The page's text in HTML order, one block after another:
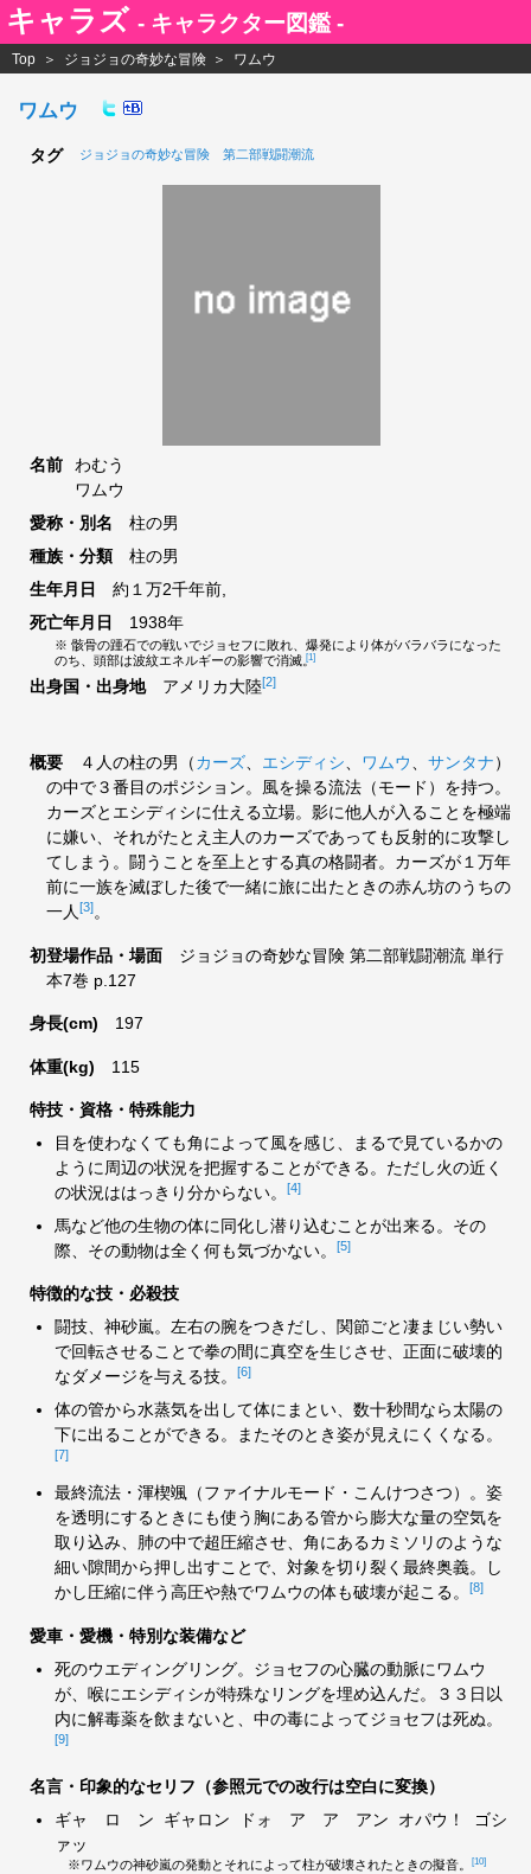
キャラズ - キャラクター図鑑 -
Top ジョジョの奇妙な冒険 ワムウ
ワムウ
タグ ジョジョの奇妙な冒険 第二部戦闘潮流
名前
わむう
ワムウ
愛称・別名
柱の男
種族・分類
柱の男
生年月日
約１万2千年前,
死亡年月日
1938年
※ 骸骨の踵石での戦いでジョセフに敗れ、爆発により体がバラバラになった
のち、頭部は波紋エネルギーの影響で消滅。
[1]
出身国・出身地 アメリカ大陸[2]
概要 ４人の柱の男（カーズ、 エシディシ、 ワムウ、 サンタナ）
の中で３番目のポジション。風を操る流法（モード）を持つ。
カーズとエシディシに仕える立場。影に他人が入ることを極端
に嫌い、それがたとえ主人のカーズであっても反射的に攻撃し
てしまう。闘うことを至上とする真の格闘者。カーズが１万年
前に一族を滅ぼした後で一緒に旅に出たときの赤ん坊のうちの
一人 [3]。
初登場作品・場面
ジョジョの奇妙な冒険 第二部戦闘潮流 単行
本7巻 p.127
身長(cm) 197
体重(kg) 115
特技・資格・特殊能力
目を使わなくても角によって風を感じ、まるで見ているかの
ように周辺の状況を把握することができる。ただし火の近く
の状況ははっきり分からない。
[4]
馬など他の生物の体に同化し潜り込むことが出来る。その
際、その動物は全く何も気づかない。
[5]
特徴的な技・必殺技
闘技、神砂嵐。左右の腕をつきだし、関節ごと凄まじい勢い
で回転させることで拳の間に真空を生じさせ、正面に破壊的
なダメージを与える技。
[6]
体の管から水蒸気を出して体にまとい、数十秒間なら太陽の
下に出ることができる。またそのとき姿が見えにくくなる。
[7]
最終流法・渾楔颯（ファイナルモード・こんけつさつ）。姿
を透明にするときにも使う胸にある管から膨大な量の空気を
取り込み、肺の中で超圧縮させ、角にあるカミソリのような
細い隙間から押し出すことで、対象を切り裂く最終奥義。し
かし圧縮に伴う高圧や熱でワムウの体も破壊が起こる。
[8]
愛車・愛機・特別な装備など
死のウエディングリング。ジョセフの心臓の動脈にワムウ
が、喉にエシディシが特殊なリングを埋め込んだ。３３日以
内に解毒薬を飲まないと、中の毒によってジョセフは死ぬ。
[9]
名言・印象的なセリフ（参照元での改行は空白に変換）
ギャ ロ ン ギャロン ドォ ア ア アン オパウ！ ゴシ
ァッ
※ワムウの神砂嵐の発動とそれによって柱が破壊されたときの擬音。 [10]